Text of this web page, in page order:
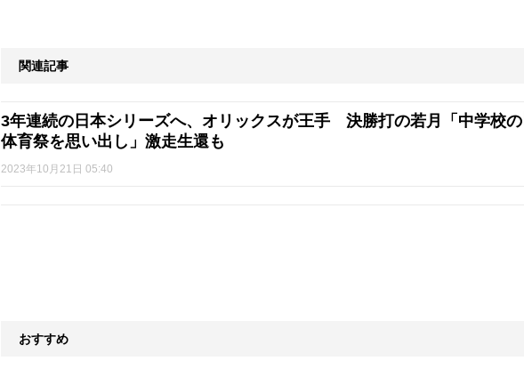
関連記事
3年連続の日本シリーズへ、オリックスが王手 決勝打の若月「中学校の
体育祭を思い出し」激走生還も
2023年10月21日 05:40
おすすめ